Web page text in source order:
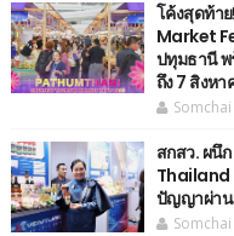
โค้งสุดท้า
Market
ปทุมธานี พ
ถึง 7 สิงห
Somchai
สกสว. ผนึ
Thailand
ปัญญาผ่าน
Somchai